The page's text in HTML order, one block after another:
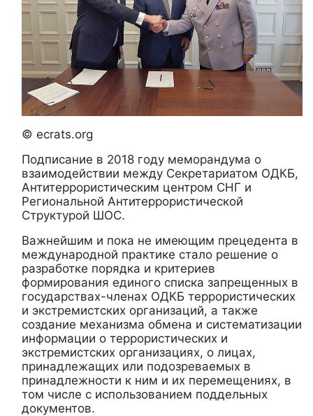
© ecrats.org
Подписание в 2018 году меморандума о
взаимодействии между Секретариатом ОДКБ,
Антитеррористическим центром СНГ и
Региональной Антитеррористической
Структурой ШОС.
Важнейшим и пока не имеющим прецедента в
международной практике стало решение о
разработке порядка и критериев
формирования единого списка запрещенных в
государствах-членах ОДКБ террористических
и экстремистских организаций, а также
создание механизма обмена и систематизации
информации о террористических и
экстремистских организациях, о лицах,
принадлежащих или подозреваемых в
принадлежности к ним и их перемещениях, в
том числе с использованием поддельных
документов.